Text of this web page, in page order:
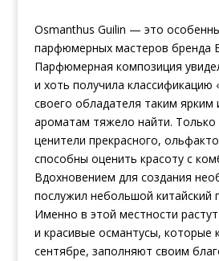
Osmanthus Guilin — это
парфюмерных мастеров бренда
Парфюмерная композиция
и хоть получила классификацию
своего обладателя таким
ароматам тяжело найти. Только
ценители прекрасного,
способны оценить красоту с
Вдохновением для создания
послужил небольшой китайский
Именно в этой местности
и красивые османтусы, которые
сентябре, заполняют своим